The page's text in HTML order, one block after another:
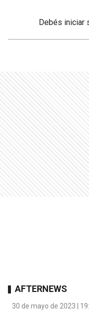
Debés iniciar
AFTERNEWS
30 de mayo de 2023 |